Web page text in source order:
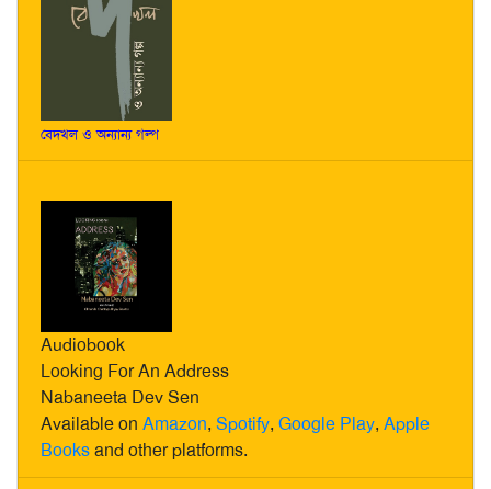
বেদখল ও অন্যান্য গল্প
Audiobook
Looking For An Address
Nabaneeta Dev Sen
Available on Amazon, Spotify, Google Play, Apple
Booksand other platforms.